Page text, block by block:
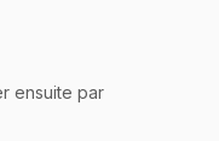
ensuite par